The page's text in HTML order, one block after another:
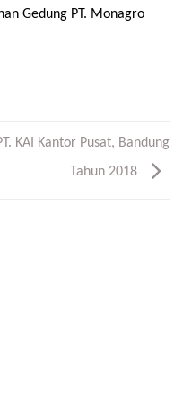
Gedung PT. Monagro
KAI Kantor Pusat, Bandung
Tahun 2018